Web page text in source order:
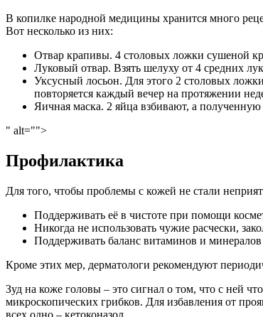
В копилке народной медицины хранится много
Вот несколько из них:
Отвар крапивы. 4 столовых ложки сушеной
Луковый отвар. Взять шелуху от 4 средних
Уксусный лосьон. Для этого 2 столовых
повторяется каждый вечер на протяжении
Яичная маска. 2 яйца взбивают, а
" alt="">
Профилактика
Для того, чтобы проблемы с кожей не стали
Поддерживать её в чистоте при помощи
Никогда не использовать чужие расчески,
Поддерживать баланс витаминов и
Кроме этих мер, дерматологи рекомендуют
Зуд на коже головы – это сигнал о том, что с ней
микроскопических грибков. Для избавления от
всех одно – кетоконазол.